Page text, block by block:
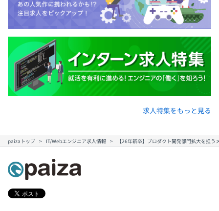
求人特集をもっと見る
paizaトップ IT/Webエンジニア求人情報 【26年新卒】プロダクト開発部門拡大を担